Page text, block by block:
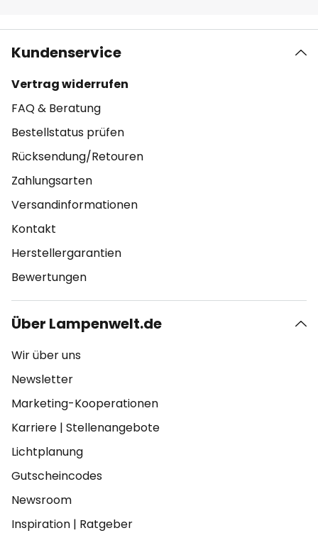
Kundenservice
Vertrag widerrufen
FAQ & Beratung
Bestellstatus prüfen
Rücksendung/Retouren
Zahlungsarten
Versandinformationen
Kontakt
Herstellergarantien
Bewertungen
Über Lampenwelt.de
Wir über uns
Newsletter
Marketing-Kooperationen
Karriere | Stellenangebote
Lichtplanung
Gutscheincodes
Newsroom
Inspiration | Ratgeber